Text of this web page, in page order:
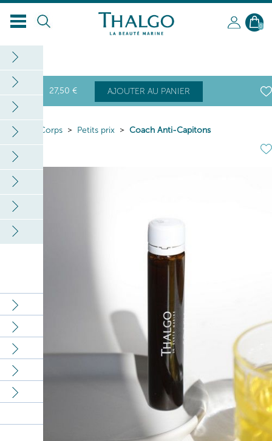
0
27,50 € AJOUTER AU PANIER
Home Corps Petits prix Coach Anti-Capitons